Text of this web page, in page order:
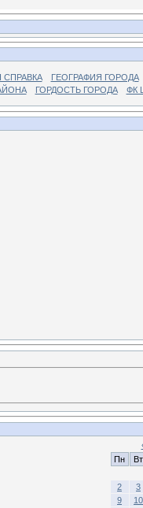
СПРАВКА
ГЕОГРАФИЯ ГОРОДА
ГОРДОСТЬ ГОРОДА ФК
Пн
Вт
2
3
9
10